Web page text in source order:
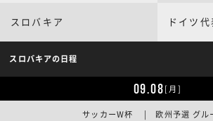
スロバキア ドイツ代
スロバキアの日程
09.08[月]
サッカーW杯 | 欧州予選 グル